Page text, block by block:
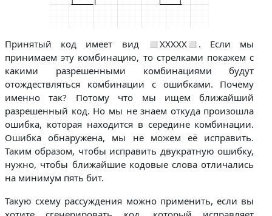
Принятый код имеет вид ◻ХХХХХ◻. Если мы
принимаем эту комбинацию, то стрелками покажем с
какими разрешенными комбинациями будут
отождествляться комбинации с ошибками. Почему
именно так? Потому что мы ищем ближайший
разрешенный код. Но мы не знаем откуда произошла
ошибка, которая находится в середине комбинации.
Ошибка обнаружена, мы не можем её исправить.
Таким образом, чтобы исправить двукратную ошибку,
нужно, чтобы ближайшие кодовые слова отличались
на минимум пять бит.
Такую схему рассуждения можно применить, если вы